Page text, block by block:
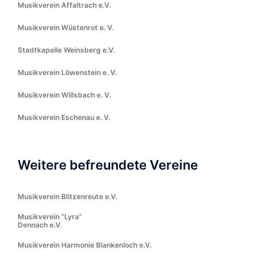
Musikverein Affaltrach e.V.
Musikverein Wüstenrot e. V.
Stadtkapelle Weinsberg e.V.
Musikverein Löwenstein e. V.
Musikverein Willsbach e. V.
Musikverein Eschenau e. V.
Weitere befreundete Vereine
Musikverein Blitzenreute e.V.
Musikverein “Lyra”
Dennach e.V.
Musikverein Harmonie Blankenloch e.V.